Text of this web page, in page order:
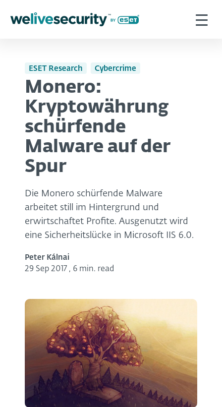
ESET Research Cybercrime
Monero:
Kryptowährung
schürfende
Malware auf der
Spur
Die Monero schürfende Malware
arbeitet still im Hintergrund und
erwirtschaftet Profite. Ausgenutzt wird
eine Sicherheitslücke in Microsoft IIS 6.0.
Peter Kálnai
29 Sep 2017 , 6 min. read